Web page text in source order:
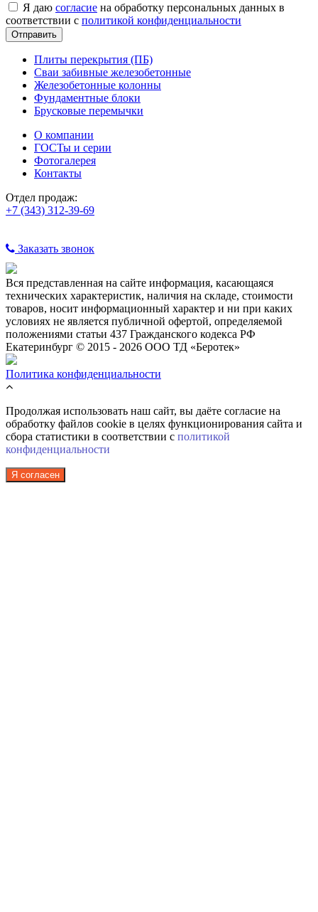
Я даю согласие на обработку персональных данных в
соответствии с политикой конфиденциальности
Плиты перекрытия (ПБ)
Сваи забивные железобетонные
Железобетонные колонны
Фундаментные блоки
Брусковые перемычки
О компании
ГОСТы и серии
Фотогалерея
Контакты
Отдел продаж:
+7 (343) 312-39-69
Заказать звонок
Вся представленная на сайте информация, касающаяся
технических характеристик, наличия на складе, стоимости
товаров, носит информационный характер и ни при каких
условиях не является публичной офертой, определяемой
положениями статьи 437 Гражданского кодекса РФ
Екатеринбург © 2015 - 2026 ООО ТД «Беротек»
Политика конфиденциальности
Продолжая использовать наш сайт, вы даёте согласие на
обработку файлов cookie в целях функционирования сайта и
сбора статистики в соответствии с политикой
конфиденциальности
Я согласен